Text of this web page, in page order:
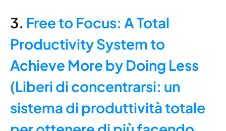
3. Free to Focus: A Total
Productivity System to
Achieve More by Doing Less
(Liberi di concentrarsi: un
sistema di produttività totale